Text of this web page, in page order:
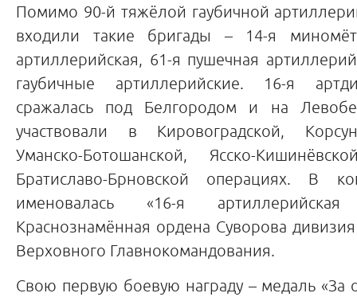
Помимо 90-й тяжёлой гаубичной
входили такие бригады – 14-я
артиллерийская, 61-я пушечная
гаубичные артиллерийские. 16-я
сражалась под Белгородом и на
участвовали в Кировоградской,
Уманско-Ботошанской, Ясско-
Братиславо-Брновской операциях. В
именовалась «16-я артиллерийская
Краснознамённая ордена Суворова
Верховного Главнокомандования.
Свою первую боевую награду – медаль «За